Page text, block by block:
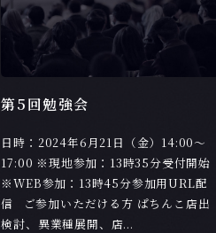
第5回勉強会
日時：2024年6月21日（金）14:00～
17:00 ※現地参加：13時35分受付開始
※WEB参加：13時45分参加用URL配
信 ご参加いただける方 ぱちんこ店出
検討、異業種展開、店...